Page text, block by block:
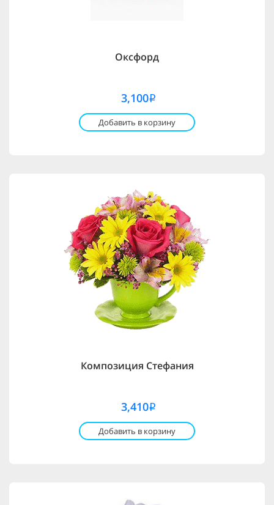
Оксфорд
3,100i
Добавить в корзину
Композиция Стефания
3,410i
Добавить в корзину